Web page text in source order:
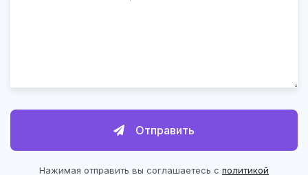
Отправить
Нажимая отправить вы соглашаетесь с политикой